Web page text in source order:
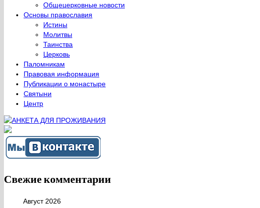
Общецерковные новости
Основы православия
Истины
Молитвы
Таинства
Церковь
Паломникам
Правовая информация
Публикации о монастыре
Святыни
Центр
Свежие комментарии
Август 2026